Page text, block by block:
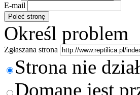
E-mail
Określ problem
Zgłaszana strona
Strona nie
Domane jest